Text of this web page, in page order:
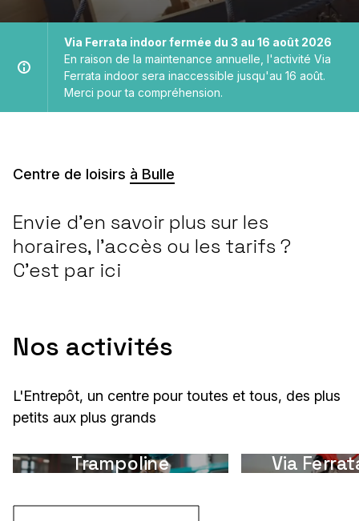
Via Ferrata indoor fermée du 3 au 16 août 2026
En raison de la maintenance annuelle, l'activité Via
Ferrata indoor sera inaccessible jusqu'au 16 août.
Merci pour ta compréhension.
Centre de loisirs à Bulle
Envie d’en savoir plus sur les
horaires, l’accès ou les tarifs ?
C'est par ici
Nos activités
L'Entrepôt, un centre pour toutes et tous, des plus
petits aux plus grands
Trampoline Via